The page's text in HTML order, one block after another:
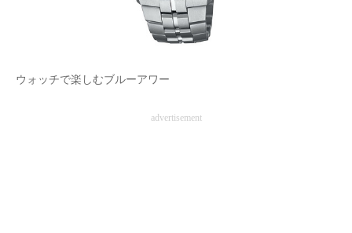
経営リーダーのコミュニティ
ウォッチで楽しむブルーアワー
advertisement